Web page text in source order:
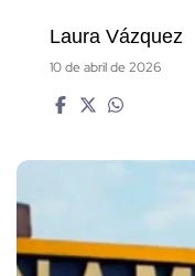
Laura Vázquez
10 de abril de 2026